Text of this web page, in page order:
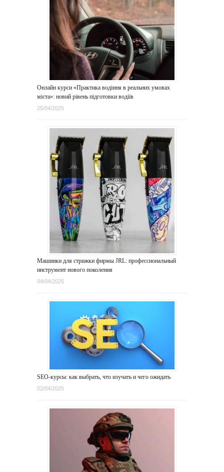
Онлайн курси «Практика водіння в реальних умовах
міста»: новий рівень підготовки водіїв
25/04/2025
Машинки для стрижки фирмы JRL: профессиональный
инструмент нового поколения
04/04/2025
SEO-курсы: как выбрать, что изучать и чего ожидать
02/04/2025